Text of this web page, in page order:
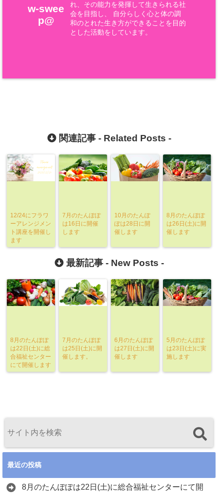
w-swee
p@
れ、その能力を発揮して生きられる社
会を目指し、 自分らしく心と体の調
和のとれた生き方ができることを目的
とした活動をしています。
関連記事 - Related Posts -
12/24にフラワ
ーアレンジメン
ト講座を開催し
ます
7月のたんぽぽ
は16日に開催
します
10月のたんぽ
ぽは28日に開
催します
8月のたんぽぽ
は26日(土)に開
催します
最新記事 - New Posts -
8月のたんぽぽ
は22日(土)に総
合福祉センター
にて開催します
7月のたんぽぽ
は25日(土)に開
催します。
6月のたんぽぽ
は27日(土)に開
催します
5月のたんぽぽ
は23日(土)に実
施します
最近の投稿
8月のたんぽぽは22日(土)に総合福祉センターにて開